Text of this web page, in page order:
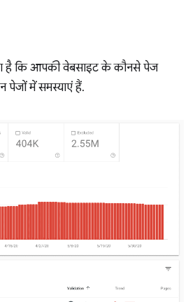
है कि आपकी वेबसाइट के कौनसे पेज
में समस्याएं हैं.